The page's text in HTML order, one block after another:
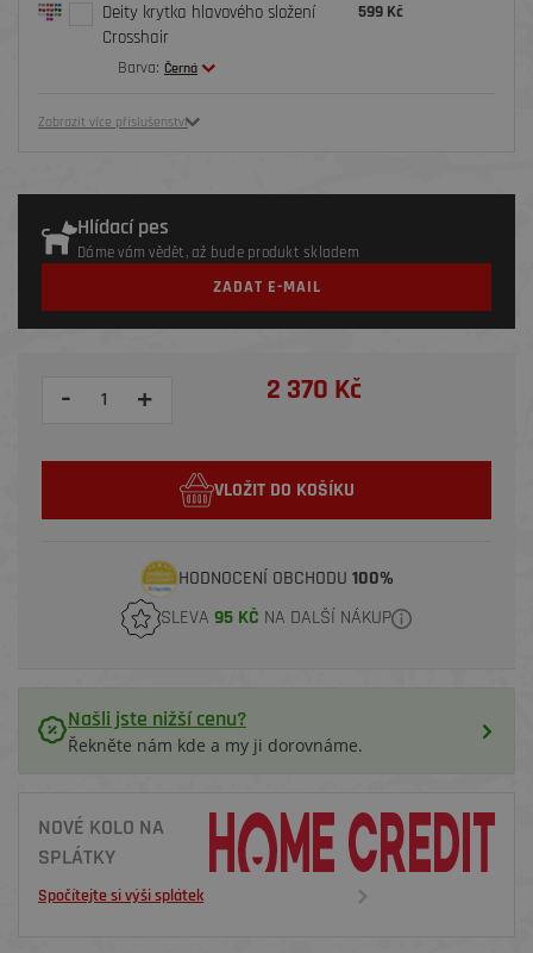
Deity krytka hlavového složení
Crosshair
Barva: Černá
599 Kč
Zobrazit více příslušenství
Hlídací pes
Dáme vám vědět, až bude produkt skladem
ZADAT E-MAIL
- + 2 370 Kč
VLOŽIT DO KOŠÍKU
HODNOCENÍ OBCHODU 100%
SLEVA 95 KČ NA DALŠÍ NÁKUP
Našli jste nižší cenu?
Řekněte nám kde a my ji dorovnáme.
NOVÉ KOLO NA
SPLÁTKY
Spočítejte si výši splátek